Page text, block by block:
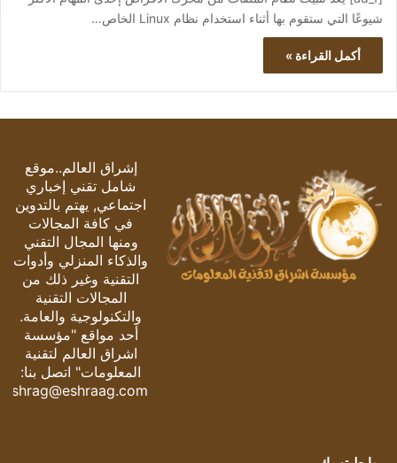
شيوعًا التي ستقوم بها أثناء استخدام نظام Linux الخاص…
أكمل القراءة »
إشراق العالم..موقع
شامل تقني إخباري
اجتماعي, يهتم بالتدوين
في كافة المجالات
ومنها المجال التقني
والذكاء المنزلي وأدوات
التقنية وغير ذلك من
المجالات التقنية
والتكنولوجية والعامة.
أحد مواقع "مؤسسة
اشراق العالم لتقنية
المعلومات" اتصل بنا:
eshrag@eshraag.com